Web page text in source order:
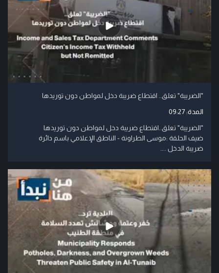
"الضريبة" تعلق.. اقتطاع ضريبة دخل لمواطن دون توريدها
المدة:09:27
"الضريبة" تعلق..اقتطاع ضريبة دخل لمواطن دون توريدها
ضيف الحلقة :موسى الطراونة - الناطق الإعلامي باسم دائرة
ضريبة الدخل ....